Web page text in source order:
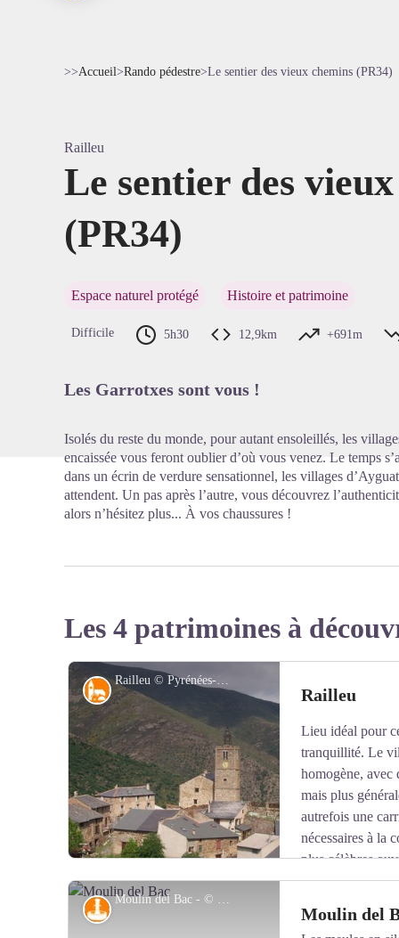
>>Accueil>Rando pédestre>Le sentier des vieux chemins (PR34)
Railleu
Le sentier des
(PR34)
Espace naturel protégé Histoire et patrimoine
Difficile 5h30 12,9km +691m
Les Garrotxes sont vous !
Isolés du reste du monde, pour autant ensoleillés, les
encaissée vous feront oublier d’où vous venez. Le temps
dans un écrin de verdure sensationnel, les villages
attendent. Un pas après l’autre, vous découvrez
alors n’hésitez plus... À vos chaussures !
Les 4 patrimoines à
Railleu © Pyrénées-Catalanes
Localité Railleu
Lieu idéal pour
tranquillité. Le
homogène, avec
mais plus
autrefois une
nécessaires à la
plus célèbres
catalan, signifie distribution de dragées à la volée. Le
en 1232 comme Villa Araled. Le château et Railleu
Majorque au Vicomte d’Evol, dans les années 1341-
Moulin del Bac - © CC Pyrénées Catalanes
Petit patrimoine Moulin del